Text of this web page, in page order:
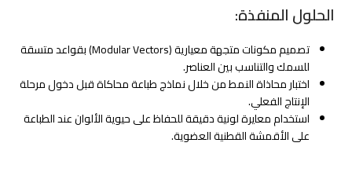
الحلول المنفذة:
تصميم مكونات متجهة معيارية (Modular Vectors) بقواعد متسقة
للسمك والتناسب بين العناصر.
اختبار محاذاة النمط من خلال نماذج طباعة محاكاة قبل دخول مرحلة
الإنتاج الفعلي.
استخدام معايرة لونية دقيقة للحفاظ على حيوية الألوان عند الطباعة
على الأقمشة القطنية العضوية.